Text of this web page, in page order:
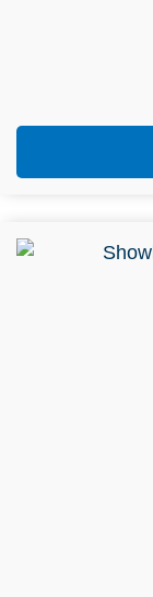
Dit product